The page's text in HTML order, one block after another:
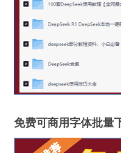
免费可商用字体批量